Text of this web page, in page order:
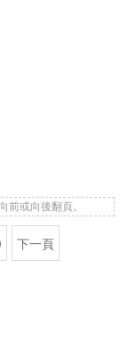
前或向後翻頁。
下一頁